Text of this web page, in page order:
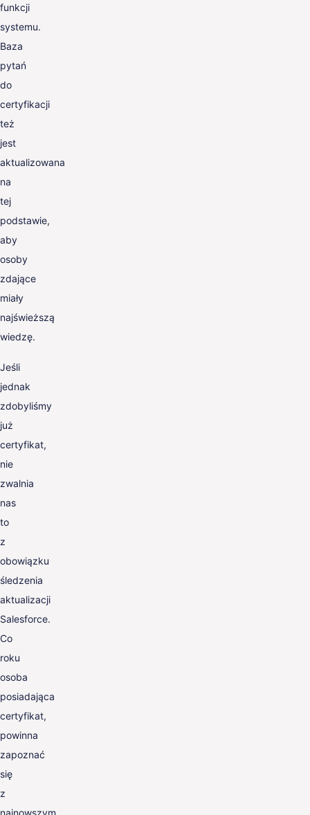
funkcji
systemu.
Baza
pytań
do
certyfikacji
też
jest
aktualizowana
na
tej
podstawie,
aby
osoby
zdające
miały
najświeższą
wiedzę.
Jeśli
jednak
zdobyliśmy
już
certyfikat,
nie
zwalnia
nas
to
z
obowiązku
śledzenia
aktualizacji
Salesforce.
Co
roku
osoba
posiadająca
certyfikat,
powinna
zapoznać
się
z
najnowszym